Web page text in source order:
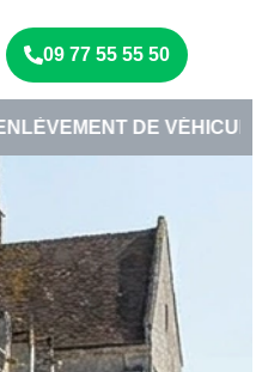
09 77 55 55 50
VÉHICULE HORS